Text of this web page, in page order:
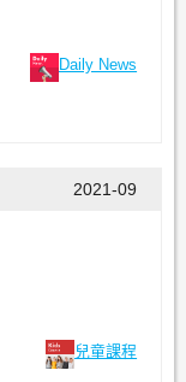
Daily News
2021-09
兒童課程